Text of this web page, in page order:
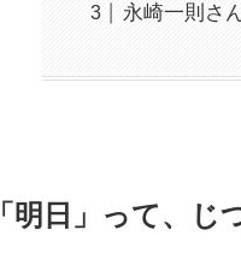
永崎一則さ
「明日」って、